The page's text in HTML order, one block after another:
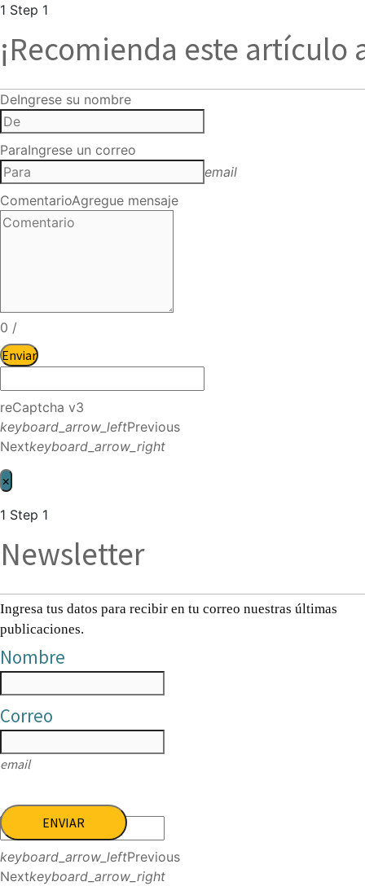
1 Step 1
¡Recomienda este artículo
DeIngrese su nombre
ParaIngrese un correo
email
ComentarioAgregue mensaje
0 /
Enviar
reCaptcha v3
keyboard_arrow_leftPrevious
Nextkeyboard_arrow_right
×
1 Step 1
Newsletter
Ingresa tus datos para recibir en tu correo nuestras últimas
publicaciones.
Nombre
Correo
email
ENVIAR
keyboard_arrow_leftPrevious
Nextkeyboard_arrow_right